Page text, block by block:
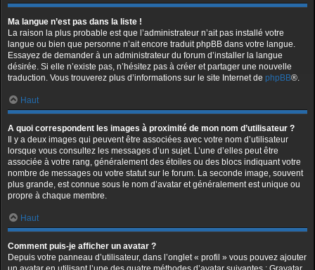
Ma langue n’est pas dans la liste !
La raison la plus probable est que l’administrateur n’ait pas installé votre
langue ou bien que personne n’ait encore traduit phpBB dans votre langue.
Essayez de demander à un administrateur du forum d’installer la langue
désirée. Si elle n’existe pas, n’hésitez pas à créer et partager une nouvelle
traduction. Vous trouverez plus d’informations sur le site Internet de phpBB®.
Haut
A quoi correspondent les images à proximité de mon nom d’utilisateur ?
Il y a deux images qui peuvent être associées avec votre nom d’utilisateur
lorsque vous consultez les messages d’un sujet. L’une d’elles peut être
associée à votre rang, généralement des étoiles ou des blocs indiquant votre
nombre de messages ou votre statut sur le forum. La seconde image, souvent
plus grande, est connue sous le nom d’avatar et généralement est unique ou
propre à chaque membre.
Haut
Comment puis-je afficher un avatar ?
Depuis votre panneau d’utilisateur, dans l’onglet « profil » vous pouvez ajouter